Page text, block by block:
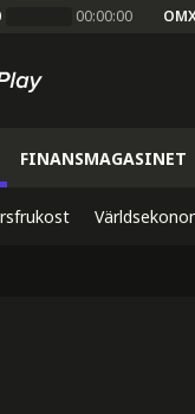
00:00:00
FINANSMAGASINET